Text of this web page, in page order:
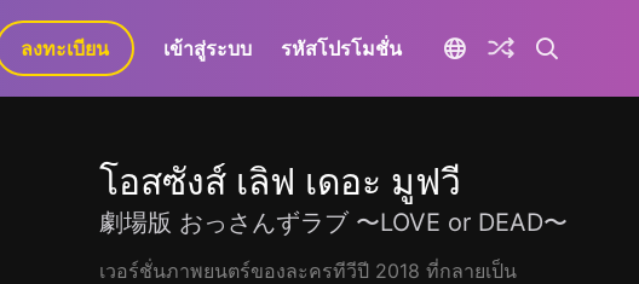
GaLa+
ลงทะเบียน เข้าสู่ระบบ รหัสโปรโมชั่น
โอสซังส์ เลิฟ เดอะ มูฟวี
劇場版 おっさんずラブ 〜LOVE or DEAD〜
เวอร์ชั่นภาพยนตร์ของละครทีวีปี 2018 ที่กลายเป็น